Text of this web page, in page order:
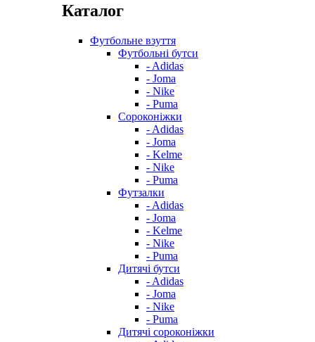
Каталог
Футбольне взуття
Футбольні бутси
- Adidas
- Joma
- Nike
- Puma
Сороконіжки
- Adidas
- Joma
- Kelme
- Nike
- Puma
Футзалки
- Adidas
- Joma
- Kelme
- Nike
- Puma
Дитячі бутси
- Adidas
- Joma
- Nike
- Puma
Дитячі сороконіжки